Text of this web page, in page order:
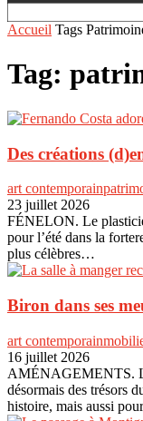
Accueil Tags
Tag:
Des créations
art contemporain
23 juillet 2026
FÉNELON. Le
pour l’été dans la
plus célèbres…
Biron dans ses
art contemporain
16 juillet 2026
AMÉNAGEMENTS.
désormais des trésors
histoire, mais aussi